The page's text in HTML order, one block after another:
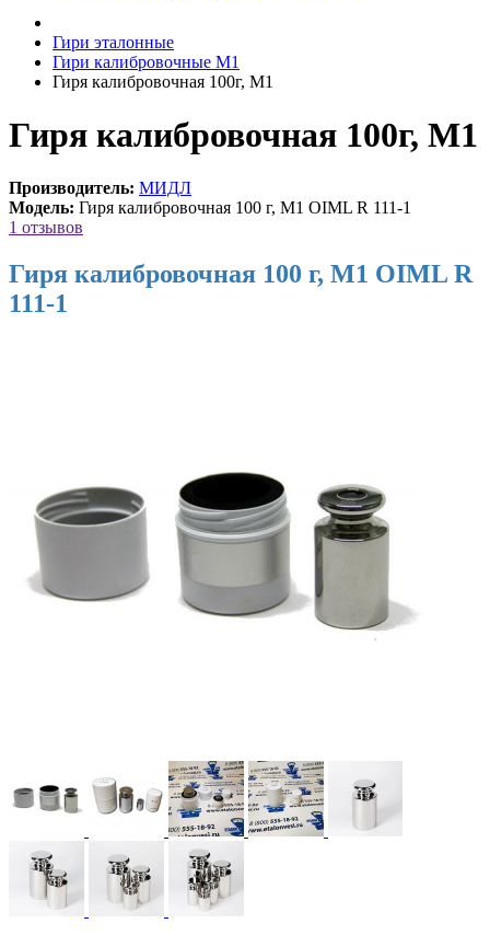
Гири эталонные
Гири калибровочные М1
Гиря калибровочная 100г, М1
Гиря калибровочная 100г, М1
Производитель: МИДЛ
Модель: Гиря калибровочная 100 г, М1 OIML R 111-1
1 отзывов
Гиря калибровочная 100 г, М1 OIML R
111-1